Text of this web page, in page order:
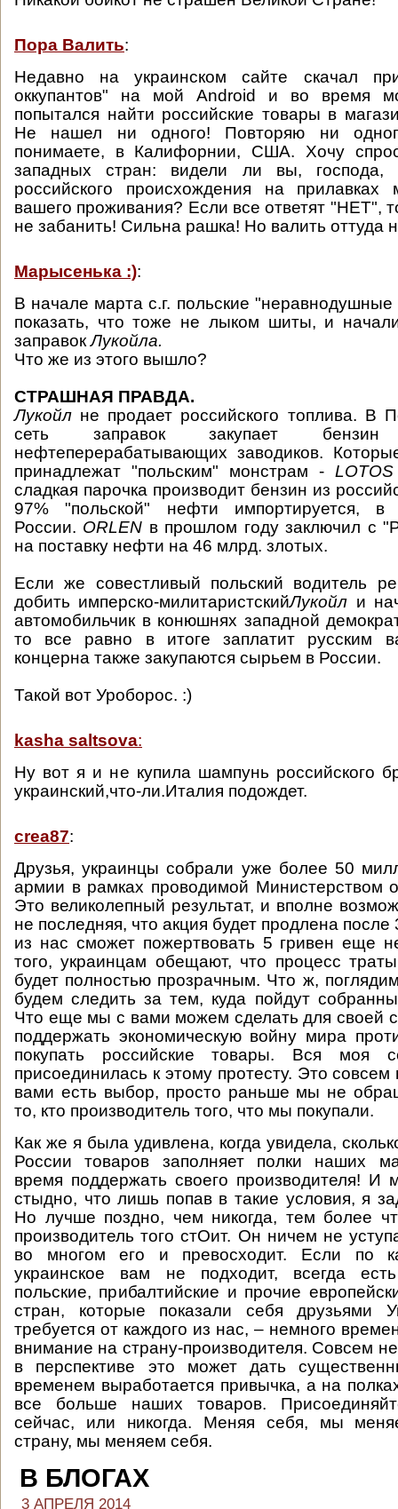
Пора Валить:
Недавно на украинском сайте скачал
оккупантов" на мой Android и во время
попытался найти российские товары в
Не нашел ни одного! Повторяю ни
понимаете, в Калифорнии, США. Хочу
западных стран: видели ли вы, господа,
российского происхождения на прилавках
вашего проживания? Если все ответят "НЕТ",
не забанить! Сильна рашка! Но валить оттуда
Марысенька :):
В начале марта с.г. польские
показать, что тоже не лыком шиты, и
заправокЛукойла.
Что же из этого вышло?
СТРАШНАЯ ПРАВДА.
Лукойл не продает российского топлива. В
сеть заправок закупает
нефтеперерабатывающих заводиков.
принадлежат "польским" монстрам - LOTOS
сладкая парочка производит бензин из
97% "польской" нефти
России. ORLEN в прошлом году заключил с
на поставку нефти на 46 млрд. злотых.
Если же совестливый польский водитель
добить имперско-милитаристскийЛукойл и
автомобильчик в конюшнях западной
то все равно в итоге заплатит русским
концерна также закупаются сырьем в России.
Такой вот Уроборос. :)
kasha saltsova:
Ну вот я и не купила шампунь российского
украинский,что-ли.Италия подождет.
crea87:
Друзья, украинцы собрали уже более 50
армии в рамках проводимой Министерством
Это великолепный результат, и вполне
не последняя, что акция будет продлена
из нас сможет пожертвовать 5 гривен еще
того, украинцам обещают, что процесс
будет полностью прозрачным. Что ж,
будем следить за тем, куда пойдут
Что еще мы с вами можем сделать для своей
поддержать экономическую войну мира
покупать российские товары. Вся моя
присоединилась к этому протесту. Это
вами есть выбор, просто раньше мы не
то, кто производитель того, что мы покупали.
Как же я была удивлена, когда увидела,
России товаров заполняет полки наших
время поддержать своего производителя! И
стыдно, что лишь попав в такие условия, я
Но лучше поздно, чем никогда, тем более
производитель того стОит. Он ничем не
во многом его и превосходит. Если по
украинское вам не подходит, всегда
польские, прибалтийские и прочие
стран, которые показали себя друзьями
требуется от каждого из нас, – немного
внимание на страну-производителя. Совсем
в перспективе это может дать
временем выработается привычка, а на
все больше наших товаров.
сейчас, или никогда. Меняя себя, мы
страну, мы меняем себя.
В БЛОГАХ
3 АПРЕЛЯ 2014